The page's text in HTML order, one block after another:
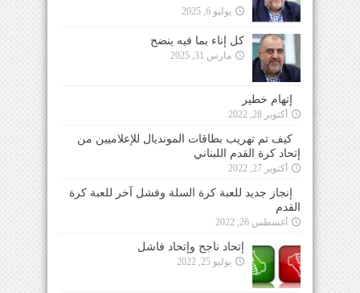
يوليو 6, 2025
كل إناء بما فيه ينضح
مارس 31, 2025
إتهام خطير
أكتوبر 28, 2022
كيف تم تهريب بطاقات المونديال للإعلاميين من
إتحاد كرة القدم اللبناني
أكتوبر 27, 2022
إنجاز جديد للعبة كرة السلة وفشل آخر للعبة كرة
القدم
أغسطس 26, 2022
إتحاد ناجح وإتحاد فاشل
يوليو 25, 2022